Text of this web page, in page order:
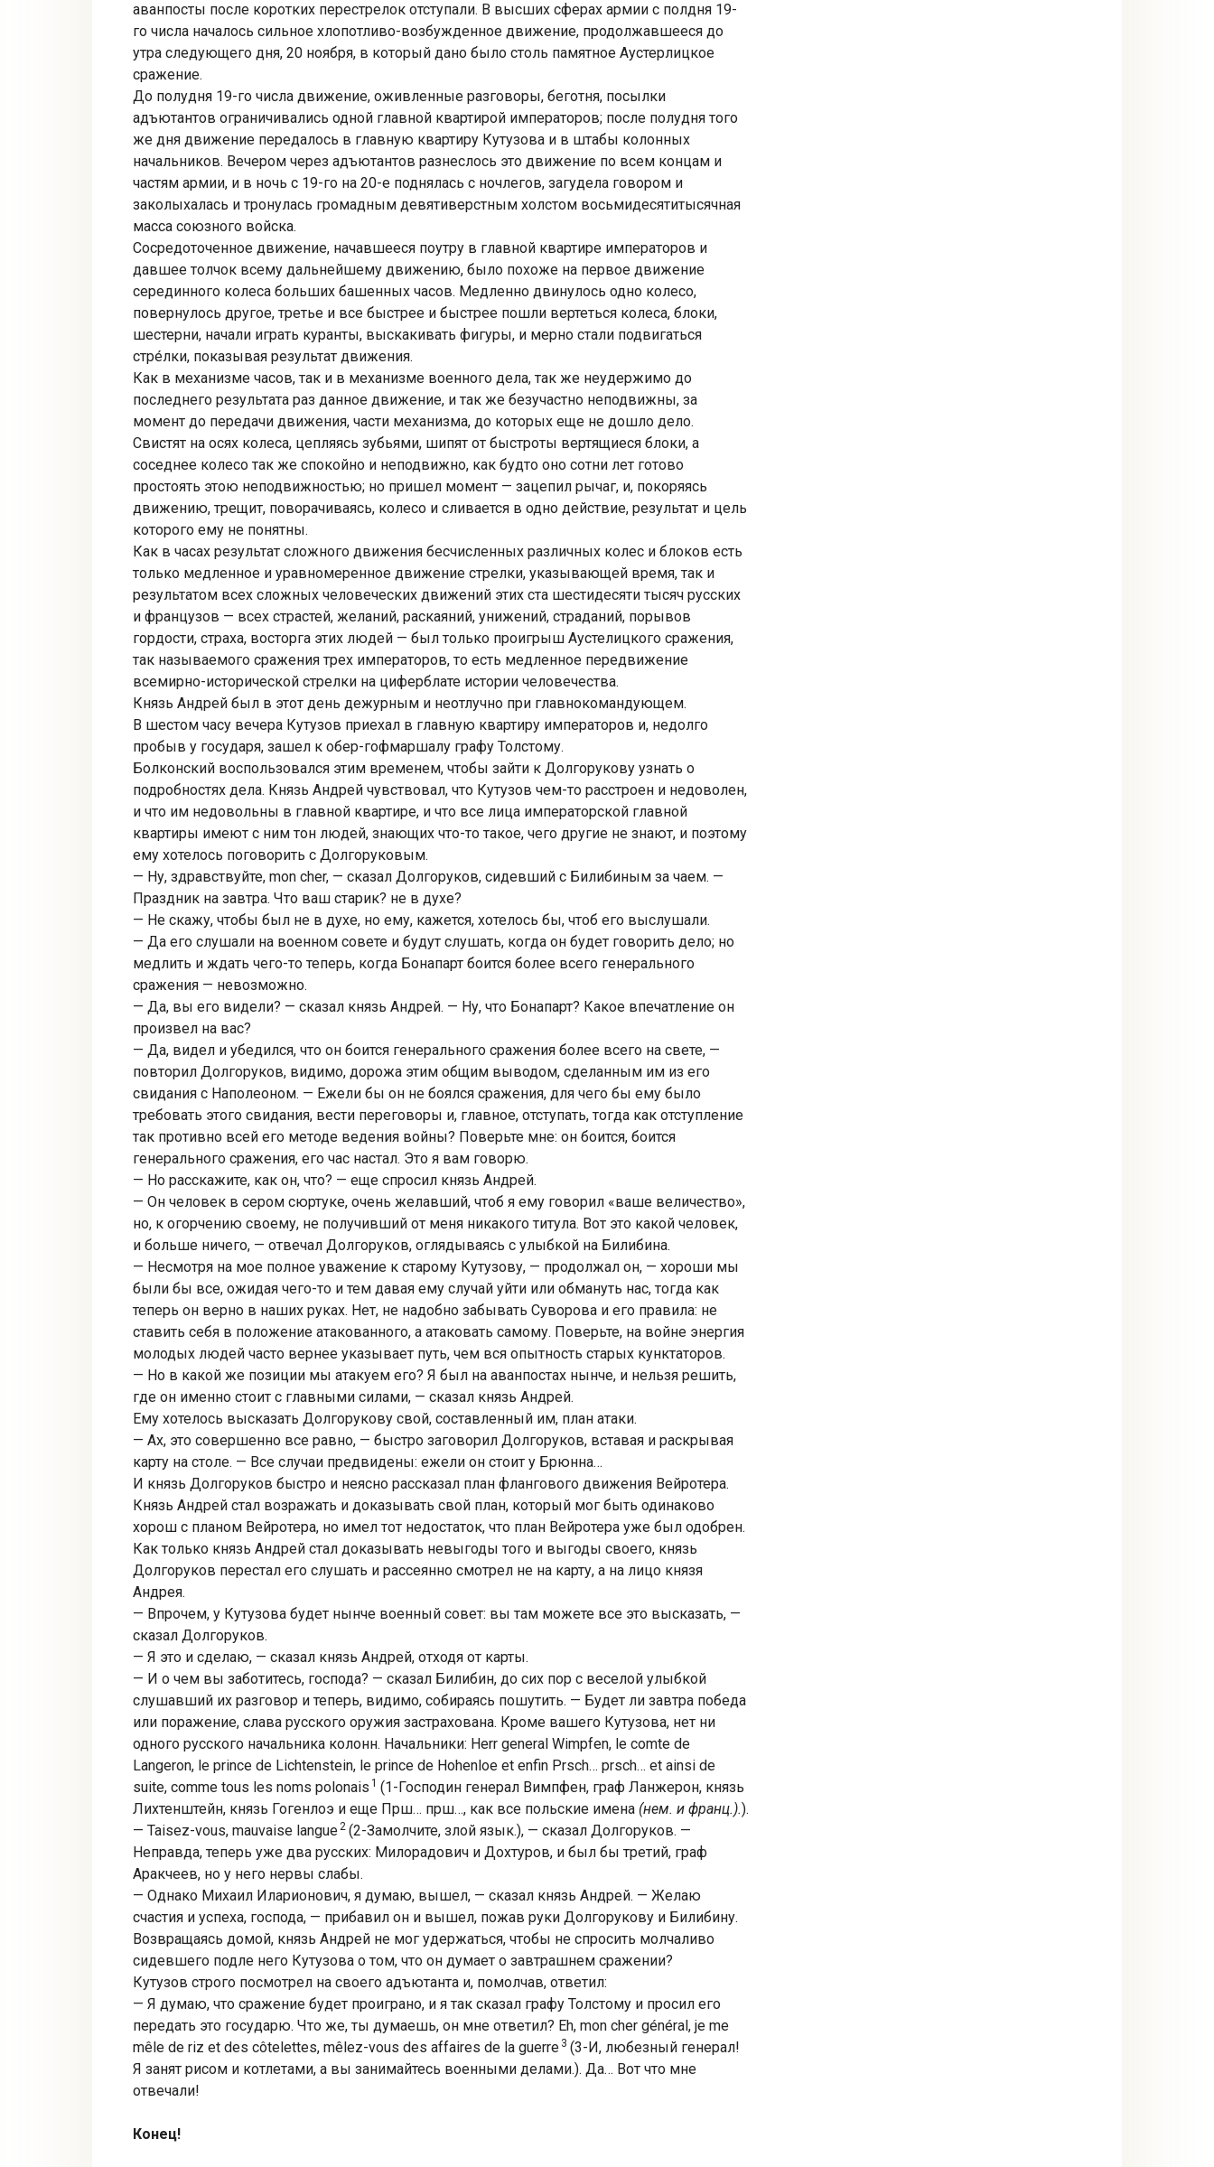
аванпосты после коротких перестрелок отступали. В высших сферах армии с полдня 19-
го числа началось сильное хлопотливо-возбужденное движение, продолжавшееся до
утра следующего дня, 20 ноября, в который дано было столь памятное Аустерлицкое
сражение.
До полудня 19-го числа движение, оживленные разговоры, беготня, посылки
адъютантов ограничивались одной главной квартирой императоров; после полудня того
же дня движение передалось в главную квартиру Кутузова и в штабы колонных
начальников. Вечером через адъютантов разнеслось это движение по всем концам и
частям армии, и в ночь с 19-го на 20-е поднялась с ночлегов, загудела говором и
заколыхалась и тронулась громадным девятиверстным холстом восьмидесятитысячная
масса союзного войска.
Сосредоточенное движение, начавшееся поутру в главной квартире императоров и
давшее толчок всему дальнейшему движению, было похоже на первое движение
серединного колеса больших башенных часов. Медленно двинулось одно колесо,
повернулось другое, третье и все быстрее и быстрее пошли вертеться колеса, блоки,
шестерни, начали играть куранты, выскакивать фигуры, и мерно стали подвигаться
стре́лки, показывая результат движения.
Как в механизме часов, так и в механизме военного дела, так же неудержимо до
последнего результата раз данное движение, и так же безучастно неподвижны, за
момент до передачи движения, части механизма, до которых еще не дошло дело.
Свистят на осях колеса, цепляясь зубьями, шипят от быстроты вертящиеся блоки, а
соседнее колесо так же спокойно и неподвижно, как будто оно сотни лет готово
простоять этою неподвижностью; но пришел момент — зацепил рычаг, и, покоряясь
движению, трещит, поворачиваясь, колесо и сливается в одно действие, результат и цель
которого ему не понятны.
Как в часах результат сложного движения бесчисленных различных колес и блоков есть
только медленное и уравномеренное движение стрелки, указывающей время, так и
результатом всех сложных человеческих движений этих ста шестидесяти тысяч русских
и французов — всех страстей, желаний, раскаяний, унижений, страданий, порывов
гордости, страха, восторга этих людей — был только проигрыш Аустелицкого сражения,
так называемого сражения трех императоров, то есть медленное передвижение
всемирно-исторической стрелки на циферблате истории человечества.
Князь Андрей был в этот день дежурным и неотлучно при главнокомандующем.
В шестом часу вечера Кутузов приехал в главную квартиру императоров и, недолго
пробыв у государя, зашел к обер-гофмаршалу графу Толстому.
Болконский воспользовался этим временем, чтобы зайти к Долгорукову узнать о
подробностях дела. Князь Андрей чувствовал, что Кутузов чем-то расстроен и недоволен,
и что им недовольны в главной квартире, и что все лица императорской главной
квартиры имеют с ним тон людей, знающих что-то такое, чего другие не знают, и поэтому
ему хотелось поговорить с Долгоруковым.
— Ну, здравствуйте, mon cher, — сказал Долгоруков, сидевший с Билибиным за чаем. —
Праздник на завтра. Что ваш старик? не в духе?
— Не скажу, чтобы был не в духе, но ему, кажется, хотелось бы, чтоб его выслушали.
— Да его слушали на военном совете и будут слушать, когда он будет говорить дело; но
медлить и ждать чего-то теперь, когда Бонапарт боится более всего генерального
сражения — невозможно.
— Да, вы его видели? — сказал князь Андрей. — Ну, что Бонапарт? Какое впечатление он
произвел на вас?
— Да, видел и убедился, что он боится генерального сражения более всего на свете, —
повторил Долгоруков, видимо, дорожа этим общим выводом, сделанным им из его
свидания с Наполеоном. — Ежели бы он не боялся сражения, для чего бы ему было
требовать этого свидания, вести переговоры и, главное, отступать, тогда как отступление
так противно всей его методе ведения войны? Поверьте мне: он боится, боится
генерального сражения, его час настал. Это я вам говорю.
— Но расскажите, как он, что? — еще спросил князь Андрей.
— Он человек в сером сюртуке, очень желавший, чтоб я ему говорил «ваше величество»,
но, к огорчению своему, не получивший от меня никакого титула. Вот это какой человек,
и больше ничего, — отвечал Долгоруков, оглядываясь с улыбкой на Билибина.
— Несмотря на мое полное уважение к старому Кутузову, — продолжал он, — хороши мы
были бы все, ожидая чего-то и тем давая ему случай уйти или обмануть нас, тогда как
теперь он верно в наших руках. Нет, не надобно забывать Суворова и его правила: не
ставить себя в положение атакованного, а атаковать самому. Поверьте, на войне энергия
молодых людей часто вернее указывает путь, чем вся опытность старых кунктаторов.
— Но в какой же позиции мы атакуем его? Я был на аванпостах нынче, и нельзя решить,
где он именно стоит с главными силами, — сказал князь Андрей.
Ему хотелось высказать Долгорукову свой, составленный им, план атаки.
— Ах, это совершенно все равно, — быстро заговорил Долгоруков, вставая и раскрывая
карту на столе. — Все случаи предвидены: ежели он стоит у Брюнна…
И князь Долгоруков быстро и неясно рассказал план флангового движения Вейротера.
Князь Андрей стал возражать и доказывать свой план, который мог быть одинаково
хорош с планом Вейротера, но имел тот недостаток, что план Вейротера уже был одобрен.
Как только князь Андрей стал доказывать невыгоды того и выгоды своего, князь
Долгоруков перестал его слушать и рассеянно смотрел не на карту, а на лицо князя
Андрея.
— Впрочем, у Кутузова будет нынче военный совет: вы там можете все это высказать, —
сказал Долгоруков.
— Я это и сделаю, — сказал князь Андрей, отходя от карты.
— И о чем вы заботитесь, господа? — сказал Билибин, до сих пор с веселой улыбкой
слушавший их разговор и теперь, видимо, собираясь пошутить. — Будет ли завтра победа
или поражение, слава русского оружия застрахована. Кроме вашего Кутузова, нет ни
одного русского начальника колонн. Начальники: Herr general Wimpfen, le comte de
Langeron, le prince de Lichtenstein, le prince de Hohenloe et enfin Prsch… prsch… et ainsi de
suite, comme tous les noms polonais 1 (1-Господин генерал Вимпфен, граф Ланжерон, князь
Лихтенштейн, князь Гогенлоэ и еще Прш… прш…, как все польские имена (нем. и франц.).).
— Taisez-vous, mauvaise langue2 (2-Замолчите, злой язык.), — сказал Долгоруков. —
Неправда, теперь уже два русских: Милорадович и Дохтуров, и был бы третий, граф
Аракчеев, но у него нервы слабы.
— Однако Михаил Иларионович, я думаю, вышел, — сказал князь Андрей. — Желаю
счастия и успеха, господа, — прибавил он и вышел, пожав руки Долгорукову и Билибину.
Возвращаясь домой, князь Андрей не мог удержаться, чтобы не спросить молчаливо
сидевшего подле него Кутузова о том, что он думает о завтрашнем сражении?
Кутузов строго посмотрел на своего адъютанта и, помолчав, ответил:
— Я думаю, что сражение будет проиграно, и я так сказал графу Толстому и просил его
передать это государю. Что же, ты думаешь, он мне ответил? Eh, mon cher général, je me
mêle de riz et des côtelettes, mêlez-vous des affaires de la guerre 3 (3-И, любезный генерал!
Я занят рисом и котлетами, а вы занимайтесь военными делами.). Да… Вот что мне
отвечали!
Конец!